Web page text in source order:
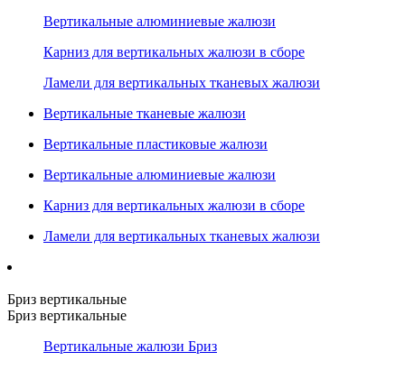
Вертикальные алюминиевые жалюзи
Карниз для вертикальных жалюзи в сборе
Ламели для вертикальных тканевых жалюзи
Вертикальные тканевые жалюзи
Вертикальные пластиковые жалюзи
Вертикальные алюминиевые жалюзи
Карниз для вертикальных жалюзи в сборе
Ламели для вертикальных тканевых жалюзи
Бриз вертикальные
Бриз вертикальные
Вертикальные жалюзи Бриз